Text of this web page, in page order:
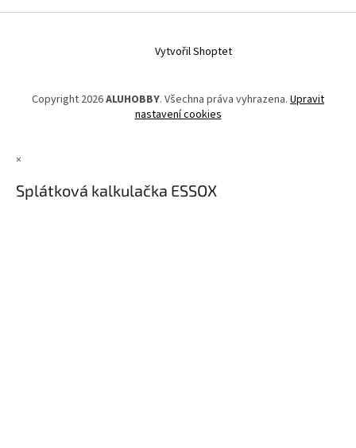
Vytvořil Shoptet
Copyright 2026ALUHOBBY. Všechna práva vyhrazena. Upravit
nastavení cookies
×
Splátková kalkulačka ESSOX